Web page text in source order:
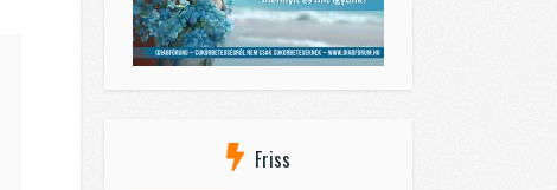
Friss